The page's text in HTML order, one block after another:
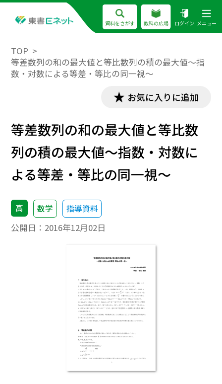
資料をさがす 教科の広場 ログイン メニュー
TOP
等差数列の和の最大値と等比数列の積の最大値～指
数・対数による等差・等比の同一視～
お気に入りに追加
等差数列の和の最大値と等比数
列の積の最大値～指数・対数に
よる等差・等比の同一視～
高 数学 指導資料
公開日： 2016年12月02日